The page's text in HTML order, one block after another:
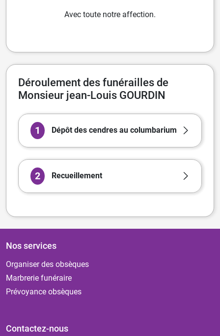
Avec toute notre affection.
Déroulement des funérailles de
Monsieur jean-Louis GOURDIN
1 Dépôt des cendres au columbarium
2 Recueillement
Nos services
Organiser des obsèques
Marbrerie funéraire
Prévoyance obsèques
Contactez-nous